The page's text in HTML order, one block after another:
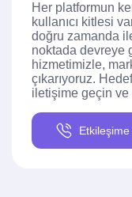
Her platformun
kullanıcı kitlesi
doğru zamanda
noktada devreye
hizmetimizle,
çıkarıyoruz.
iletişime geçin ve
Etkileşime